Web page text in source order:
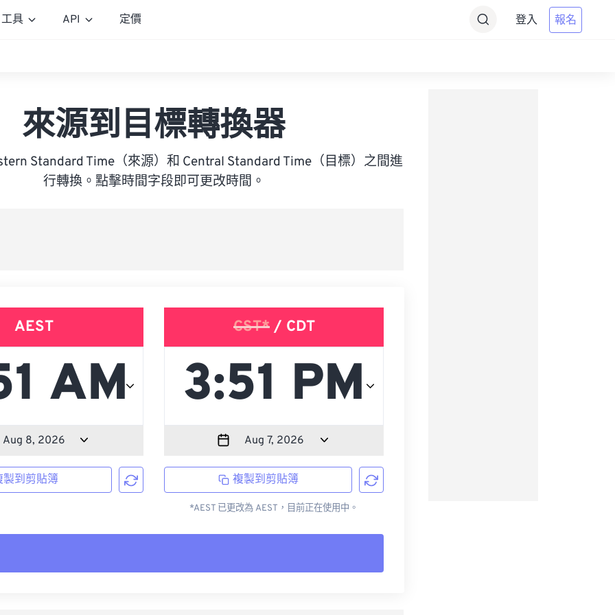
工具 API 定價 登入 報名
來源到目標轉換器
Standard Time（來源）和 Central Standard Time（目標）之間進
行轉換。點擊時間字段即可更改時間。
AEST
製到剪貼簿
CST*/ CDT
複製到剪貼簿
*AEST 已更改為 AEST，目前正在使用中。